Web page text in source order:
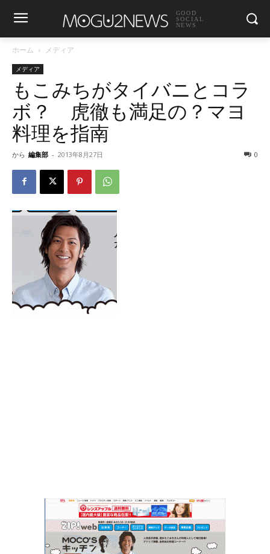
GOOD
SOCIAL
NEWS
ホーム メディア
メディア
もこみちがタイバニとコラ
ボ？ 虎徹も満足の？マヨ
料理を指南
から 編集部 - 2013年8月27日 0